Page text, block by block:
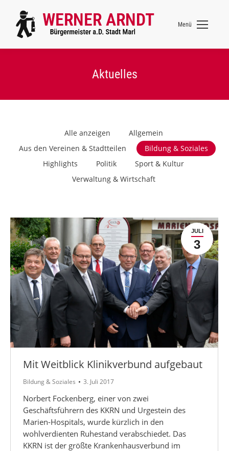
Menü
Aktuelles
Alle anzeigen
Allgemein
Aus den Vereinen & Stadtteilen
Bildung & Soziales
Highlights
Politik
Sport & Kultur
Verwaltung & Wirtschaft
JULI
3
Mit Weitblick Klinikverbund aufgebaut
Bildung & Soziales 3. Juli 2017
Norbert Fockenberg, einer von zwei
Geschäftsführern des KKRN und Urgestein des
Marien-Hospitals, wurde kürzlich in den
wohlverdienten Ruhestand verabschiedet. Das
KKRN ist der größte Krankenhausverbund im